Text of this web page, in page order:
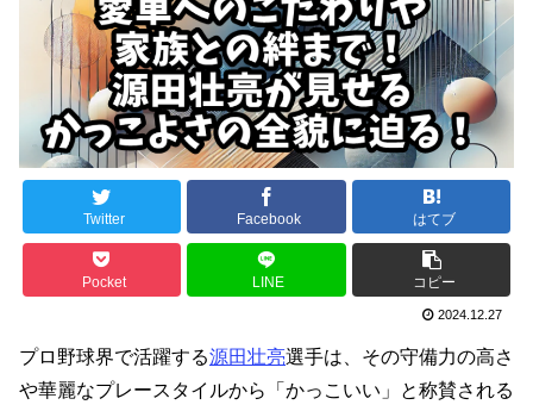
Twitter Facebook はてブ
Pocket LINE コピー
2024.12.27
プロ野球界で活躍する源田壮亮選手は、その守備力の高さ
や華麗なプレースタイルから「かっこいい」と称賛される